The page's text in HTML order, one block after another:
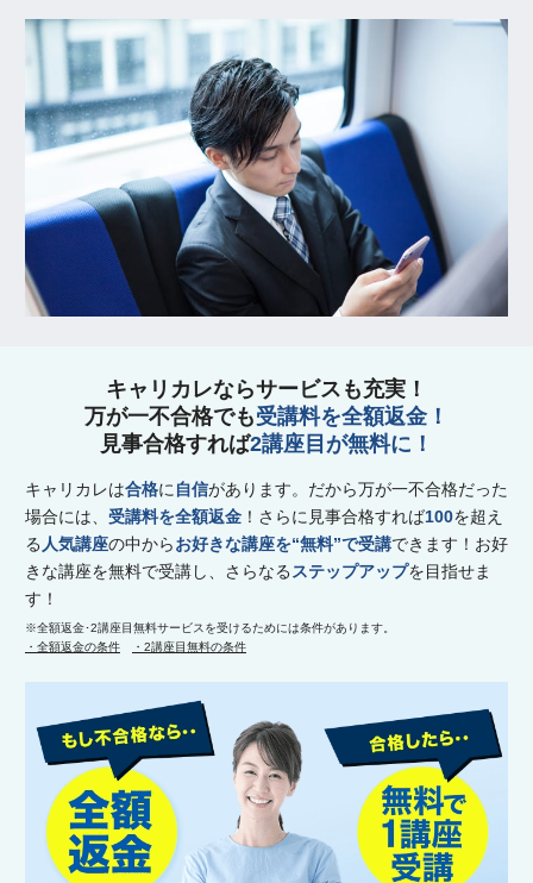
キャリカレならサービスも充実！
万が一不合格でも受講料を全額返金！
見事合格すれば2講座目が無料に！
キャリカレは合格に自信があります。だから万が一不合格だった
場合には、 受講料を全額返金 ！さらに見事合格すれば100を超え
る 人気講座の中からお好きな講座を“無料”で受講できます！お好
きな講座を無料で受講し、さらなるステップアップを目指せま
す！
※全額返金･2講座目無料サービスを受けるためには条件があります。
・全額返金の条件
・2講座目無料の条件